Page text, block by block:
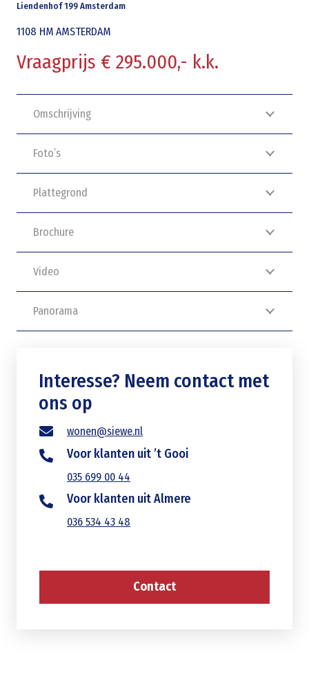
Liendenhof 199 Amsterdam
1108 HM AMSTERDAM
Vraagprijs € 295.000,- k.k.
Omschrijving
Foto’s
Plattegrond
Brochure
Video
Panorama
Interesse? Neem contact met
ons op
wonen@siewe.nl
Voor klanten uit ’t Gooi
035 699 00 44
Voor klanten uit Almere
036 534 43 48
Contact